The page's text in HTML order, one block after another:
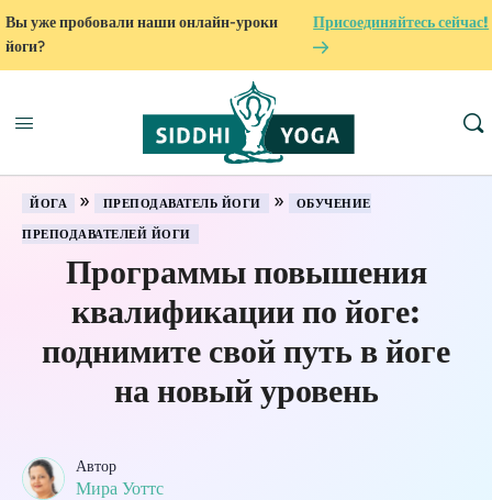
Вы уже пробовали наши онлайн-уроки
йоги?
Присоединяйтесь сейчас!
ЙОГА » ПРЕПОДАВАТЕЛЬ ЙОГИ »
ОБУЧЕНИЕ
ПРЕПОДАВАТЕЛЕЙ ЙОГИ
Программы повышения
квалификации по йоге:
поднимите свой путь в йоге
на новый уровень
Автор
Мира Уоттс